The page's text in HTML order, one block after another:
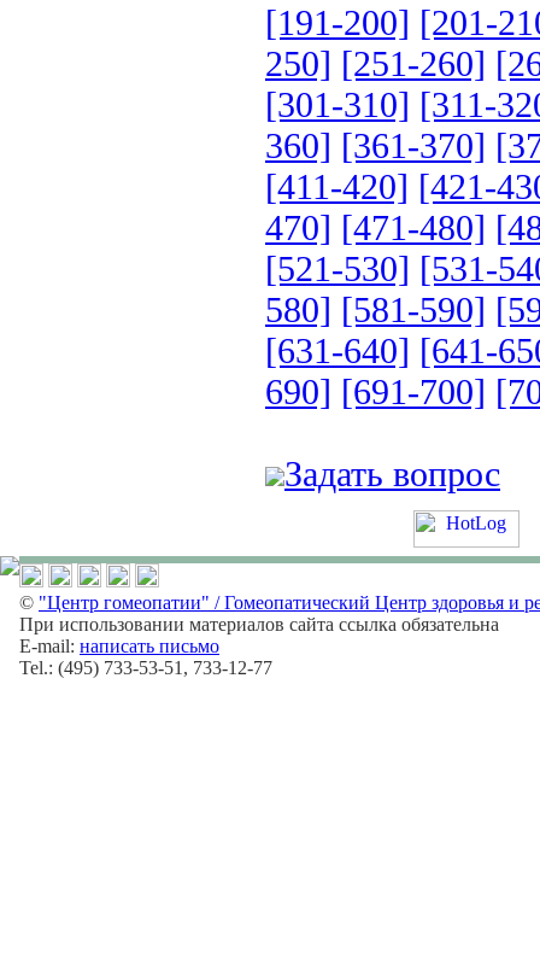
[191-200] [201-
250] [251-260]
[301-310] [311-
360] [361-370]
[411-420] [421-
470] [471-480]
[521-530] [531-
580] [581-590]
[631-640] [641-
690] [691-700]
Задать вопрос
© "Центр гомеопатии" / Гомеопатический Центр здоровья и
При использовании материалов сайта ссылка обязательна
E-mail: написать письмо
Tel.: (495) 733-53-51, 733-12-77